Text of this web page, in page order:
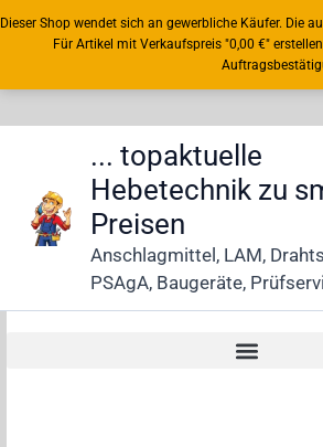
Dieser Shop wendet sich an gewerbliche Käufer. Die
Für Artikel mit Verkaufspreis "0,00 €"
Inhalt
Inhalt
... topaktuelle
Hebetechnik zu
Preisen
Anschlagmittel, LAM,
PSAgA, Baugeräte,